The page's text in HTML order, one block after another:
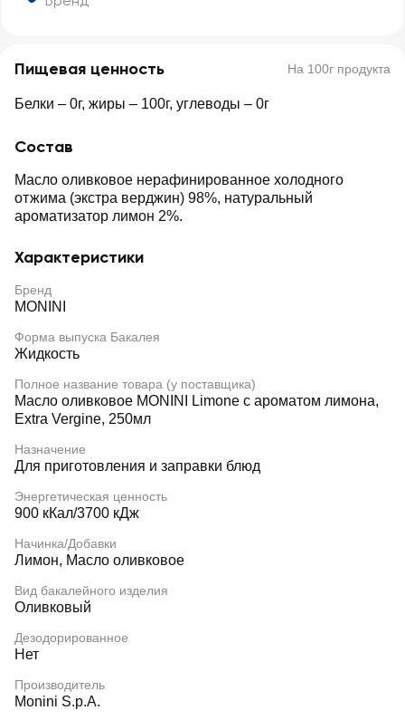
Пищевая ценность На 100г продукта
Белки – 0г, жиры – 100г, углеводы – 0г
Состав
Масло оливковое нерафинированное холодного
отжима (экстра верджин) 98%, натуральный
ароматизатор лимон 2%.
Характеристики
Бренд
MONINI
Форма выпуска Бакалея
Жидкость
Полное название товара (у поставщика)
Масло оливковое MONINI Limone с ароматом лимона,
Extra Vergine, 250мл
Назначение
Для приготовления и заправки блюд
Энергетическая ценность
900 кКал/3700 кДж
Начинка/Добавки
Лимон, Масло оливковое
Вид бакалейного изделия
Оливковый
Дезодорированное
Нет
Производитель
Monini S.p.A.